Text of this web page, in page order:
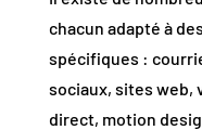
chacun adapté à
spécifiques :
sociaux, sites web,
direct, motion